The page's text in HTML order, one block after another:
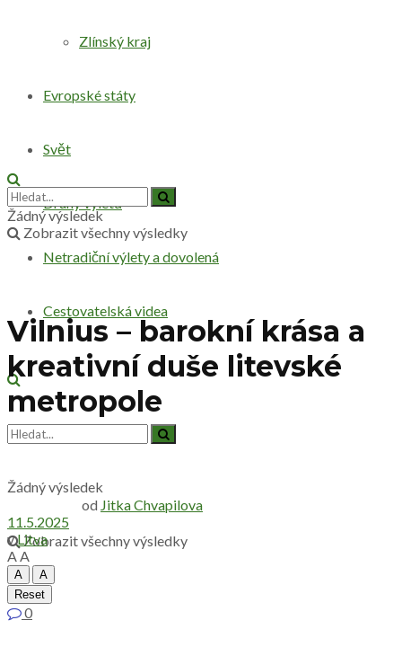
Zlínský kraj
Evropské státy
Svět
Druhy výletů
Netradiční výlety a dovolená
Cestovatelská videa
Žádný výsledek
Zobrazit všechny výsledky
Žádný výsledek
Zobrazit všechny výsledky
Vilnius – barokní krása a
kreativní duše litevské
metropole
od Jitka Chvapilova
11.5.2025
vLitva
AA
A
A
Reset
0